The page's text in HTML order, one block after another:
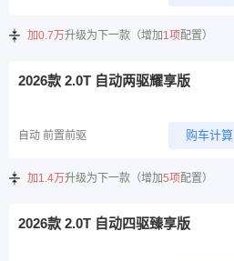
加0.7万升级为下一款（增加 1项配置）
2026款 2.0T 自动两驱耀享版
自动 前置前驱 购车计算
加1.4万升级为下一款（增加5项配置）
2026款 2.0T 自动四驱臻享版